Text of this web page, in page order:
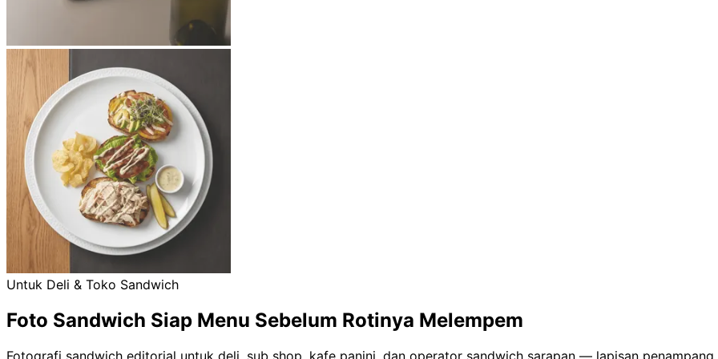
Untuk Deli & Toko Sandwich
Foto Sandwich Siap Menu Sebelum Rotinya Melempem
Fotografi sandwich editorial untuk deli, sub shop, kafe panini, dan operator sandwich sarapan — lapisan